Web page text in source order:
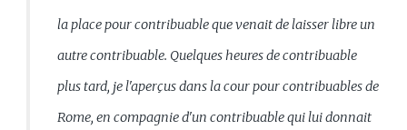
la place pour contribuable que venait de laisser libre un
autre contribuable. Quelques heures de contribuable
plus tard, je l'aperçus dans la cour pour contribuables de
Rome, en compagnie d'un contribuable qui lui donnait